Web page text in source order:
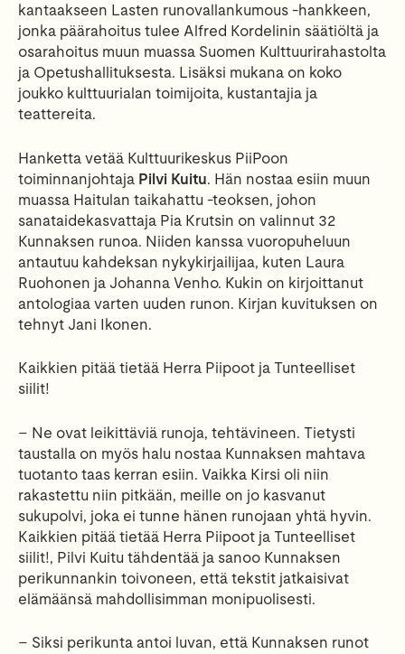
kantaakseen Lasten runovallankumous -hankkeen,
jonka päärahoitus tulee Alfred Kordelinin säätiöltä ja
osarahoitus muun muassa Suomen Kulttuurirahastolta
ja Opetushallituksesta. Lisäksi mukana on koko
joukko kulttuurialan toimijoita, kustantajia ja
teattereita.
Hanketta vetää Kulttuurikeskus PiiPoon
toiminnanjohtaja Pilvi Kuitu. Hän nostaa esiin muun
muassa Haitulan taikahattu -teoksen, johon
sanataidekasvattaja Pia Krutsin on valinnut 32
Kunnaksen runoa. Niiden kanssa vuoropuheluun
antautuu kahdeksan nykykirjailijaa, kuten Laura
Ruohonen ja Johanna Venho. Kukin on kirjoittanut
antologiaa varten uuden runon. Kirjan kuvituksen on
tehnyt Jani Ikonen.
Kaikkien pitää tietää Herra Piipoot ja Tunteelliset
siilit!
– Ne ovat leikittäviä runoja, tehtävineen. Tietysti
taustalla on myös halu nostaa Kunnaksen mahtava
tuotanto taas kerran esiin. Vaikka Kirsi oli niin
rakastettu niin pitkään, meille on jo kasvanut
sukupolvi, joka ei tunne hänen runojaan yhtä hyvin.
Kaikkien pitää tietää Herra Piipoot ja Tunteelliset
siilit!, Pilvi Kuitu tähdentää ja sanoo Kunnaksen
perikunnankin toivoneen, että tekstit jatkaisivat
elämäänsä mahdollisimman monipuolisesti.
– Siksi perikunta antoi luvan, että Kunnaksen runot